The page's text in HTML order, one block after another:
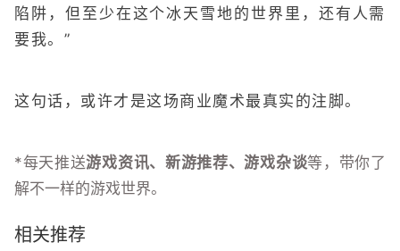
陷阱，但至少在这个冰天雪地的世界里，还有人需
要我。”
这句话，或许才是这场商业魔术最真实的注脚。
*每天推送游戏资讯、新游推荐、游戏杂谈等，带你了
解不一样的游戏世界。
相关推荐